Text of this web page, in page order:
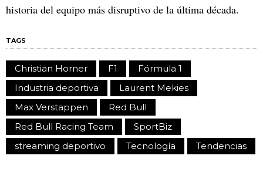
historia del equipo más disruptivo de la última década.
TAGS
Christian Horner F1
Fórmula 1
Industria deportiva
Laurent Mekies
Max Verstappen
Red Bull
Red Bull Racing Team
SportBiz
streaming deportivo
Tecnología Tendencias